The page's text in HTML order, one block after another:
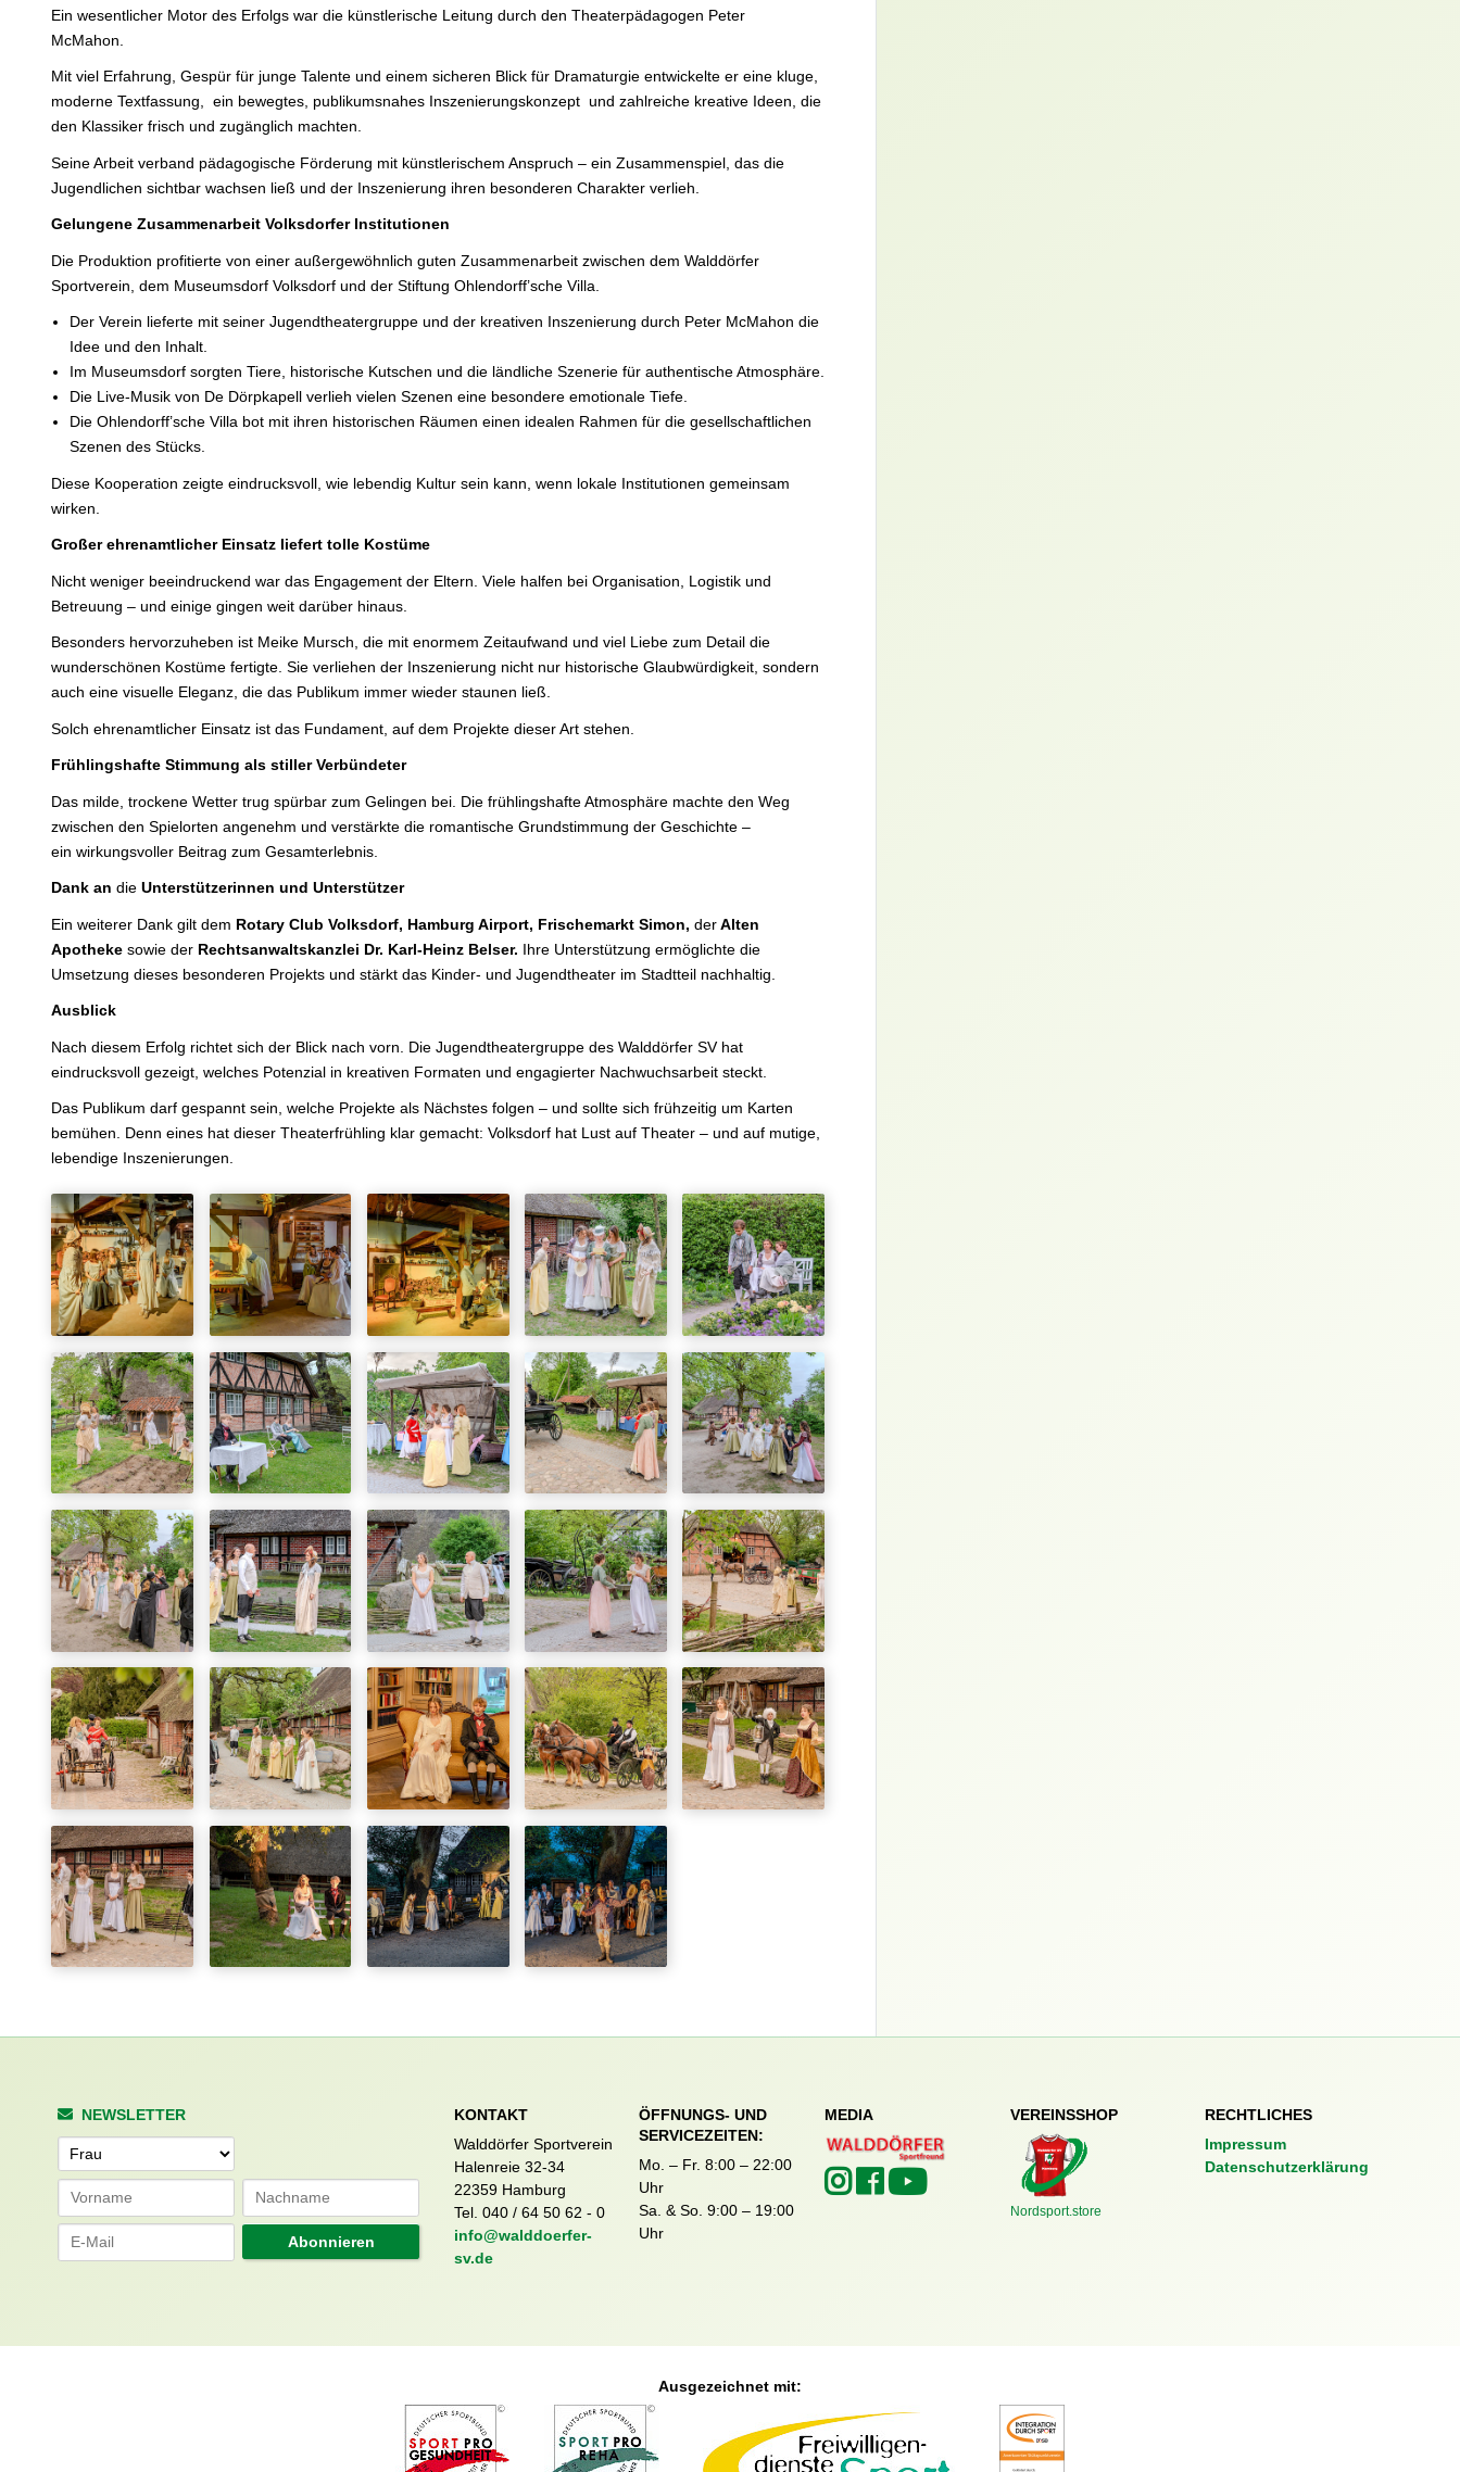
Ein wesentlicher Motor des Erfolgs war die künstlerische Leitung durch den Theaterpädagogen Peter
McMahon.
Mit viel Erfahrung, Gespür für junge Talente und einem sicheren Blick für Dramaturgie entwickelte er eine kluge,
moderne Textfassung, ein bewegtes, publikumsnahes Inszenierungskonzept und zahlreiche kreative Ideen, die
den Klassiker frisch und zugänglich machten.
Seine Arbeit verband pädagogische Förderung mit künstlerischem Anspruch – ein Zusammenspiel, das die
Jugendlichen sichtbar wachsen ließ und der Inszenierung ihren besonderen Charakter verlieh.
Gelungene Zusammenarbeit Volksdorfer Institutionen
Die Produktion profitierte von einer außergewöhnlich guten Zusammenarbeit zwischen dem Walddörfer
Sportverein, dem Museumsdorf Volksdorf und der Stiftung Ohlendorff’sche Villa.
Der Verein lieferte mit seiner Jugendtheatergruppe und der kreativen Inszenierung durch Peter McMahon die
Idee und den Inhalt.
Im Museumsdorf sorgten Tiere, historische Kutschen und die ländliche Szenerie für authentische Atmosphäre.
Die Live-Musik von De Dörpkapell verlieh vielen Szenen eine besondere emotionale Tiefe.
Die Ohlendorff’sche Villa bot mit ihren historischen Räumen einen idealen Rahmen für die gesellschaftlichen
Szenen des Stücks.
Diese Kooperation zeigte eindrucksvoll, wie lebendig Kultur sein kann, wenn lokale Institutionen gemeinsam
wirken.
Großer ehrenamtlicher Einsatz liefert tolle Kostüme
Nicht weniger beeindruckend war das Engagement der Eltern. Viele halfen bei Organisation, Logistik und
Betreuung – und einige gingen weit darüber hinaus.
Besonders hervorzuheben ist Meike Mursch, die mit enormem Zeitaufwand und viel Liebe zum Detail die
wunderschönen Kostüme fertigte. Sie verliehen der Inszenierung nicht nur historische Glaubwürdigkeit, sondern
auch eine visuelle Eleganz, die das Publikum immer wieder staunen ließ.
Solch ehrenamtlicher Einsatz ist das Fundament, auf dem Projekte dieser Art stehen.
Frühlingshafte Stimmung als stiller Verbündeter
Das milde, trockene Wetter trug spürbar zum Gelingen bei. Die frühlingshafte Atmosphäre machte den Weg
zwischen den Spielorten angenehm und verstärkte die romantische Grundstimmung der Geschichte –
ein wirkungsvoller Beitrag zum Gesamterlebnis.
Dank an dieUnterstützerinnen und Unterstützer
Ein weiterer Dank gilt dem Rotary Club Volksdorf, Hamburg Airport, Frischemarkt Simon,derAlten
Apothekesowie der Rechtsanwaltskanzlei Dr. Karl-Heinz Belser. Ihre Unterstützung ermöglichte die
Umsetzung dieses besonderen Projekts und stärkt das Kinder- und Jugendtheater im Stadtteil nachhaltig.
Ausblick
Nach diesem Erfolg richtet sich der Blick nach vorn. Die Jugendtheatergruppe des Walddörfer SV hat
eindrucksvoll gezeigt, welches Potenzial in kreativen Formaten und engagierter Nachwuchsarbeit steckt.
Das Publikum darf gespannt sein, welche Projekte als Nächstes folgen – und sollte sich frühzeitig um Karten
bemühen. Denn eines hat dieser Theaterfrühling klar gemacht: Volksdorf hat Lust auf Theater – und auf mutige,
lebendige Inszenierungen.
NEWSLETTER
Anrede
Abonnieren
KONTAKT
Walddörfer Sportverein
Halenreie 32-34
22359 Hamburg
Tel. 040 / 64 50 62 - 0
info@walddoerfer-
sv.de
ÖFFNUNGS- UND
SERVICEZEITEN:
Mo. – Fr. 8:00 – 22:00
Uhr
Sa. & So. 9:00 – 19:00
Uhr
MEDIA VEREINSSHOP
Nordsport.store
RECHTLICHES
Impressum
Datenschutzerklärung
Ausgezeichnet mit: